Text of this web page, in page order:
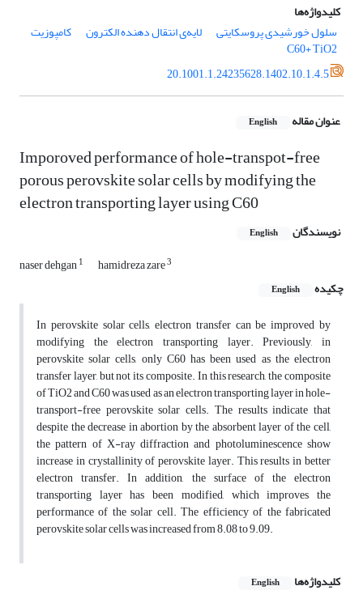
کلیدواژه‌ها
سلول خورشیدی پروسکایتی
لایه‌ی انتقال دهنده الکترون کامپوزیت
C60+ TiO2
20.1001.1.24235628.1402.10.1.4.5
عنوان مقاله English
Imporoved performance of hole-transpot-free
porous perovskite solar cells by modifying the
electron transporting layer using C60
نویسندگان English
naser dehgan1 hamidreza zare3
چکیده English
In perovskite solar cells, electron transfer can be improved by
modifying the electron transporting layer. Previously, in
perovskite solar cells, only C60 has been used as the electron
transfer layer, but not its composite. In this research, the composite
of TiO2 and C60 was used as an electron transporting layer in hole-
transport-free perovskite solar cells. The results indicate that
despite the decrease in abortion by the absorbent layer of the cell,
the pattern of X-ray diffraction and photoluminescence show
increase in crystallinity of perovskite layer. This results in better
electron transfer. In addition, the surface of the electron
transporting layer has been modified, which improves the
performance of the solar cell. The efficiency of the fabricated
perovskite solar cells was increased from 8.08 to 9.09.
کلیدواژه‌ها English